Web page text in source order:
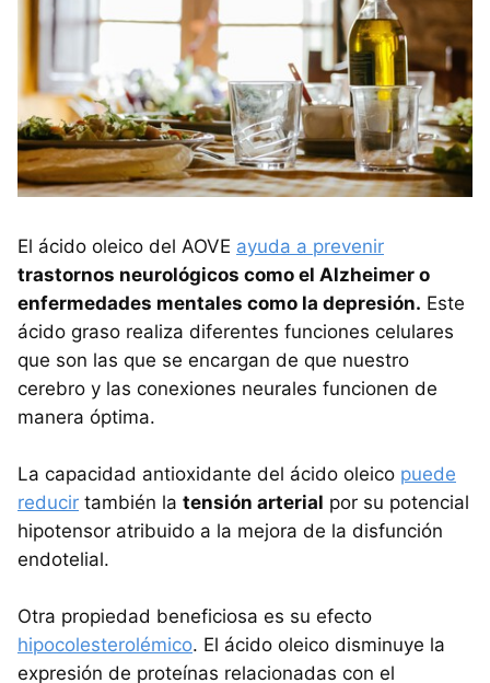
El ácido oleico del AOVE ayuda a prevenir
trastornos neurológicos como el Alzheimer o
enfermedades mentales como la depresión. Este
ácido graso realiza diferentes funciones celulares
que son las que se encargan de que nuestro
cerebro y las conexiones neurales funcionen de
manera óptima.
La capacidad antioxidante del ácido oleico puede
reducir también la tensión arterial por su potencial
hipotensor atribuido a la mejora de la disfunción
endotelial.
Otra propiedad beneficiosa es su efecto
hipocolesterolémico. El ácido oleico disminuye la
expresión de proteínas relacionadas con el